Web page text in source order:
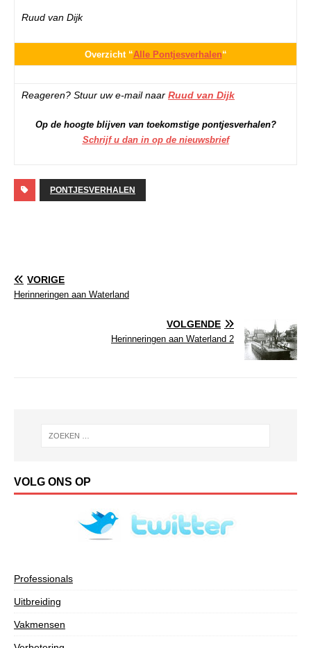
Ruud van Dijk
Overzicht “Alle Pontjesverhalen“
Reageren? Stuur uw e-mail naar Ruud van Dijk
Op de hoogte blijven van toekomstige pontjesverhalen?
Schrijf u dan in op de nieuwsbrief
PONTJESVERHALEN
VORIGE
Herinneringen aan Waterland
VOLGENDE
Herinneringen aan Waterland 2
VOLG ONS OP
Professionals
Uitbreiding
Vakmensen